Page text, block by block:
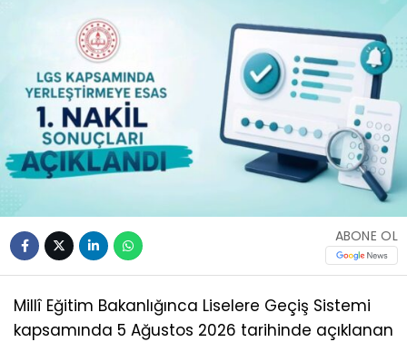
ABONE OL
Millî Eğitim Bakanlığınca Liselere Geçiş Sistemi
kapsamında 5 Ağustos 2026 tarihinde açıklanan